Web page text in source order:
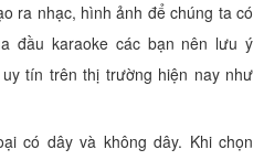
ra nhạc, hình ảnh để chúng ta có
đầu karaoke các bạn nên lưu ý
tín trên thị trường hiện nay như
có dây và không dây. Khi chọn